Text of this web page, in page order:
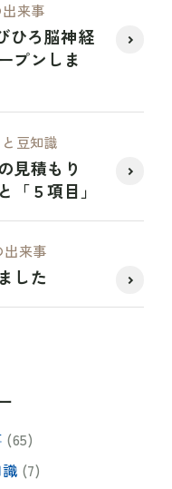
来事
ひろ脳神経
プンしま
豆知識
見積もり
「５項目」
出来事
した
(65)
(7)